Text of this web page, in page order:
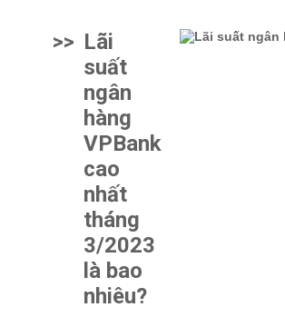
>> Lãi
suất
ngân
hàng
VPBank
cao
nhất
tháng
3/2023
là bao
nhiêu?